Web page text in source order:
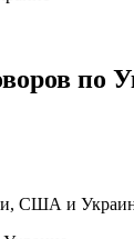
по
США и